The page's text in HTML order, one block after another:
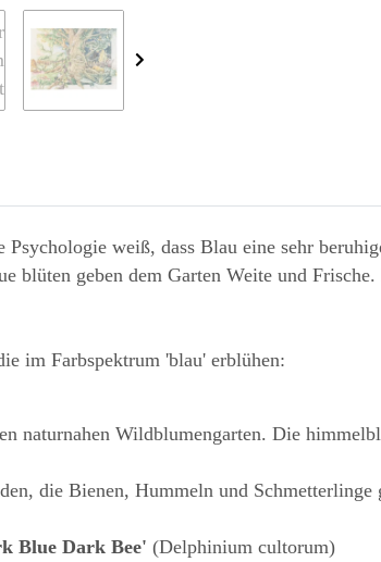
weiß, dass Blau eine sehr
blüten geben dem Garten Weite und
im Farbspektrum 'blau' erblühen:
naturnahen Wildblumengarten. Die
die Bienen, Hummeln und Schmetterlinge
Blue Dark Bee' (Delphinium cultorum)